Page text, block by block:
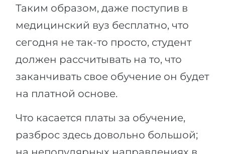
Таким образом, даже поступив в
медицинский вуз бесплатно, что
сегодня не так-то просто, студент
должен рассчитывать на то, что
заканчивать свое обучение он будет
на платной основе.
Что касается платы за обучение,
разброс здесь довольно большой;